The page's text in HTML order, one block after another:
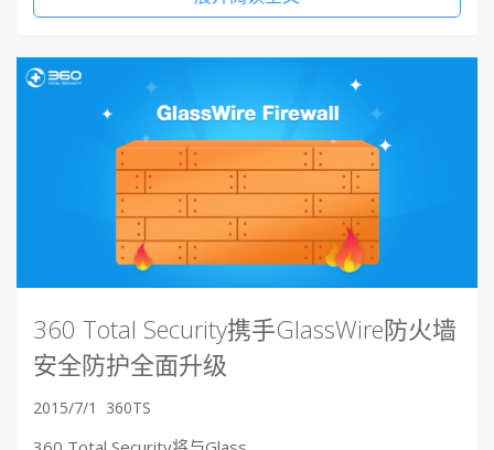
360 Total Security携手GlassWire防火墙
安全防护全面升级
2015/7/1 360TS